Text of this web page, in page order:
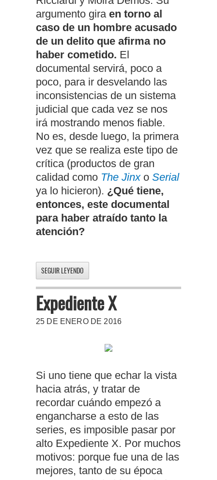
argumento gira en torno al
caso de un hombre acusado
de un delito que afirma no
haber cometido. El
documental servirá, poco a
poco, para ir desvelando las
inconsistencias de un sistema
judicial que cada vez se nos
irá mostrando menos fiable.
No es, desde luego, la primera
vez que se realiza este tipo de
crítica (productos de gran
calidad como The Jinxo Serial
ya lo hicieron). ¿Qué tiene,
entonces, este documental
para haber atraído tanto la
atención?
SEGUIR LEYENDO
Expediente X
25 DE ENERO DE 2016
Si uno tiene que echar la vista
hacia atrás, y tratar de
recordar cuándo empezó a
engancharse a esto de las
series, es imposible pasar por
alto Expediente X. Por muchos
motivos: porque fue una de las
mejores, tanto de su época